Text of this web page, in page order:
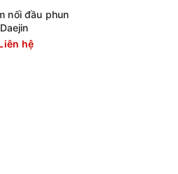
nối đầu phun
Daejin
hệ